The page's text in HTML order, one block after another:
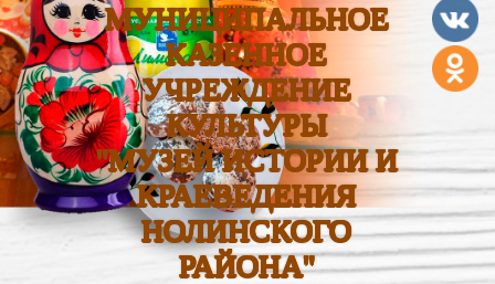
МУНИЦИПАЛЬНОЕ
КАЗЕННОЕ
УЧРЕЖДЕНИЕ
КУЛЬТУРЫ
"МУЗЕЙ ИСТОРИИ И
КРАЕВЕДЕНИЯ
НОЛИНСКОГО
РАЙОНА"